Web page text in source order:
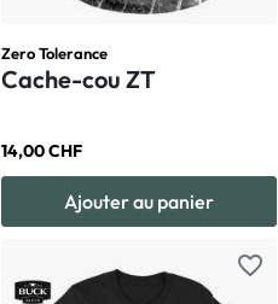
Zero Tolerance
Cache-cou ZT
14,00 CHF
Ajouter au panier
favorite_border